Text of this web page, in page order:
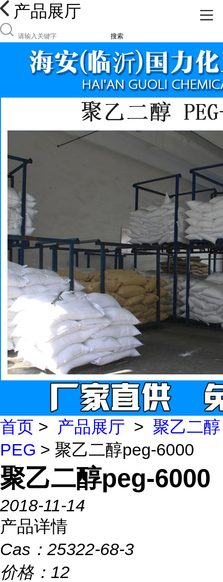
产品展厅
搜索
首页 > 产品展厅 > 聚乙二醇
PEG > 聚乙二醇peg-6000
聚乙二醇peg-6000
2018-11-14
产品详情
Cas： 25322-68-3
价格： 12